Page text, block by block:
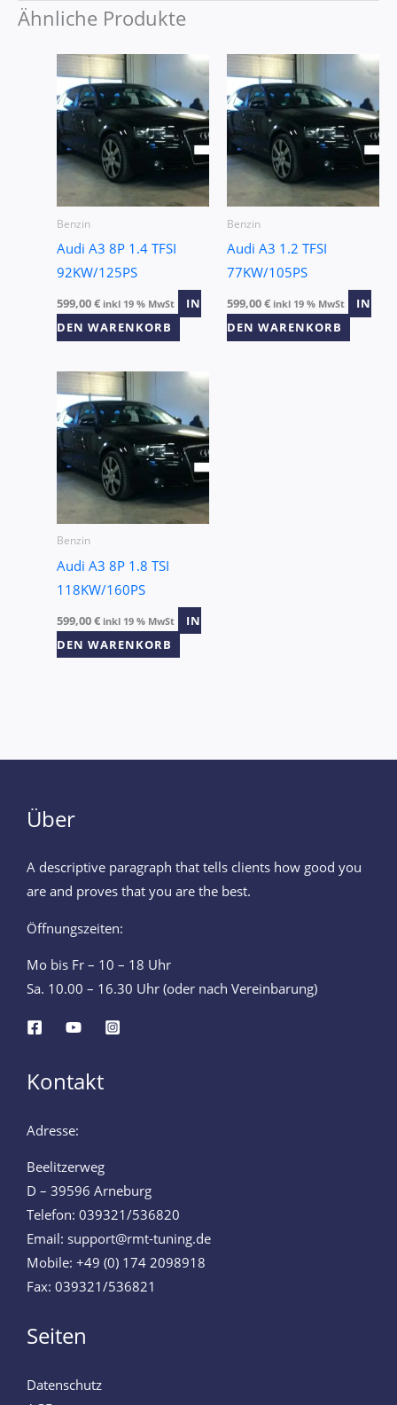
Ähnliche Produkte
Benzin
Audi A3 8P 1.4 TFSI
92KW/125PS
599,00€ inkl 19 % MwSt
IN
DEN WARENKORB
Benzin
Audi A3 1.2 TFSI
77KW/105PS
599,00€ inkl 19 % MwSt
IN
DEN WARENKORB
Benzin
Audi A3 8P 1.8 TSI
118KW/160PS
599,00€ inkl 19 % MwSt
IN
DEN WARENKORB
Über
A descriptive paragraph that tells clients how good you
are and proves that you are the best.
Öffnungszeiten:
Mo bis Fr – 10 – 18 Uhr
Sa. 10.00 – 16.30 Uhr (oder nach Vereinbarung)
Kontakt
Adresse:
Beelitzerweg
D – 39596 Arneburg
Telefon: 039321/536820
Email: support@rmt-tuning.de
Mobile: +49 (0) 174 2098918
Fax: 039321/536821
Seiten
Datenschutz